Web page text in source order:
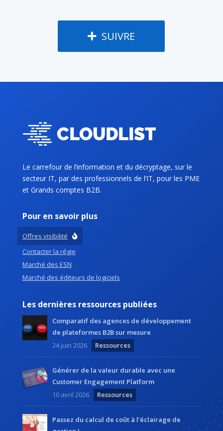
SUIVRE
Le carrefour de l’information et du décryptage, sur le
secteur IT, par des professionnels de l’IT, pour les PME
et Grands comptes B2B.
Pour en savoir plus
Offres visibilité
Contacter la régie
Marché des ESN
Marché des éditeurs de logiciels
Les dernières ressources publiées
Comparatif des agences de développement
de plateformes B2B sur mesure
24 juin 2026
Ressources
Générer de la valeur durable avec une
Customer Engagement Platform
10 avril 2026
Ressources
Passez du calcul de coût à l’éclairage de